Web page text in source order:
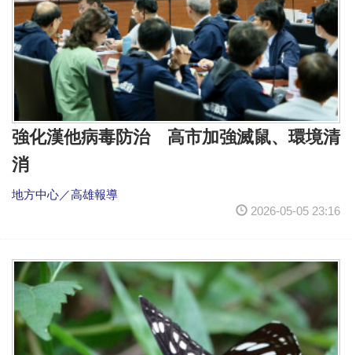
強化漢他病毒防治 高市加強滅鼠、環境清
消
地方中心／高雄報導
2026-05-05 23:16